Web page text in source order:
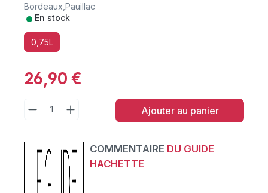
Bordeaux, Pauillac
•En stock
0,75L
26,90 €
Ajouter au panier
COMMENTAIRE DU GUIDE
HACHETTE